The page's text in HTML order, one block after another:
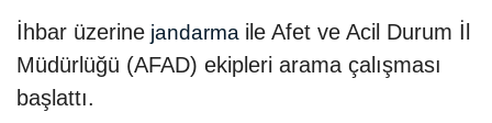
İhbar üzerine jandarma ile Afet ve Acil Durum İl
Müdürlüğü (AFAD) ekipleri arama çalışması
başlattı.